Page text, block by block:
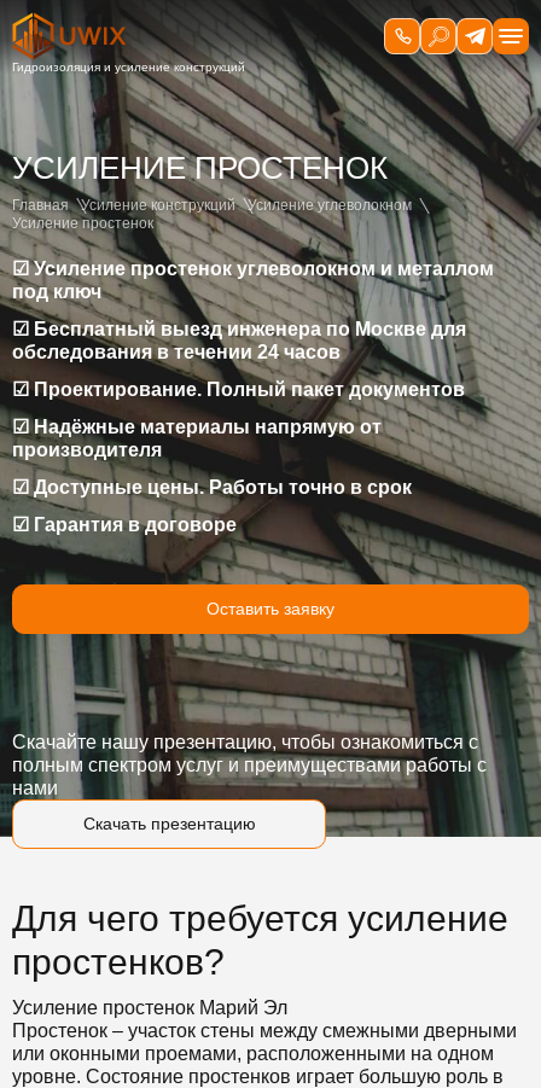
УСИЛЕНИЕ ПРОСТЕНОК
Главная Усиление конструкций
Усиление углеволокном
Усиление простенок
☑ Усиление простенок углеволокном и металлом
под ключ
☑ Бесплатный выезд инженера по Москве для
обследования в течении 24 часов
☑ Проектирование. Полный пакет документов
☑ Надёжные материалы напрямую от
производителя
☑ Доступные цены. Работы точно в срок
☑ Гарантия в договоре
Оставить заявку
Скачать презентацию
Скачайте нашу презентацию, чтобы ознакомиться с
полным спектром услуг и преимуществами работы с
нами
Для чего требуется усиление
простенков?
Усиление простенок Марий Эл
Простенок – участок стены между смежными дверными
или оконными проемами, расположенными на одном
уровне. Состояние простенков играет большую роль в